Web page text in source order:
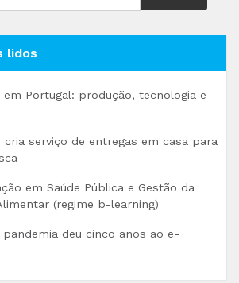
lidos
em Portugal: produção, tecnologia e
cria serviço de entregas em casa para
em Saúde Pública e Gestão da
(regime b-learning)
pandemia deu cinco anos ao e-